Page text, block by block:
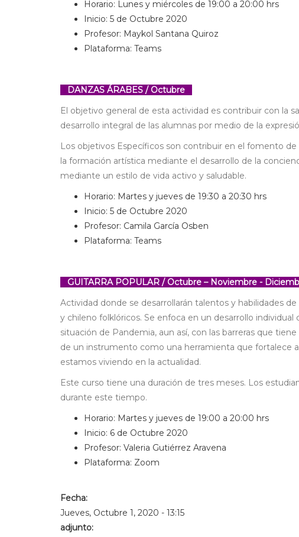
Horario: Lunes y miércoles de 19:00 a 20:00 hrs
Inicio: 5 de Octubre 2020
Profesor: Maykol Santana Quiroz
Plataforma: Teams
DANZAS ÁRABES / Octubre
El objetivo general de esta actividad es contribuir con la
desarrollo integral de las alumnas por medio de la
Los objetivos Específicos son contribuir en el fomento
la formación artística mediante el desarrollo de la
mediante un estilo de vida activo y saludable.
Horario: Martes y jueves de 19:30 a 20:30 hrs
Inicio: 5 de Octubre 2020
Profesor: Camila García Osben
Plataforma: Teams
GUITARRA POPULAR / Octubre – Noviembre -
Actividad donde se desarrollarán talentos y habilidades
y chileno folklóricos. Se enfoca en un desarrollo
situación de Pandemia, aun así, con las barreras que
de un instrumento como una herramienta que fortalece
estamos viviendo en la actualidad.
Este curso tiene una duración de tres meses. Los
durante este tiempo.
Horario: Martes y jueves de 19:00 a 20:00 hrs
Inicio: 6 de Octubre 2020
Profesor: Valeria Gutiérrez Aravena
Plataforma: Zoom
Fecha:
Jueves, Octubre 1, 2020 - 13:15
adjunto: